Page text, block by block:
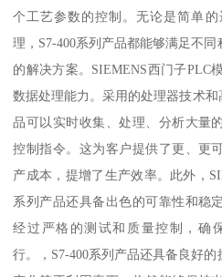
个工艺参数的控制。无论是简单
理，S7-400系列产品都能够满足不
的解决方案。SIEMENS西门子PLC
数据处理能力。采用的处理器技术
品可以实时收集、处理、分析大量
控制指令。这为客户提供了更、更
产成本，提增了生产效率。此外，
系列产品还具备出色的可靠性和稳
经过严格的测试和质量控制，确
行。，S7-400系列产品还具备良好